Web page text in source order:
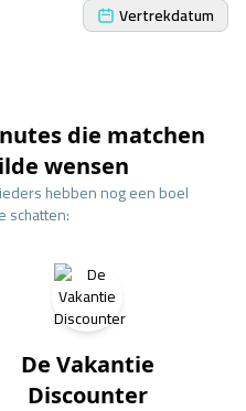
Vertrekdatum
die matchen
wensen
hebben nog een boel
schatten:
De Vakantie
Discounter